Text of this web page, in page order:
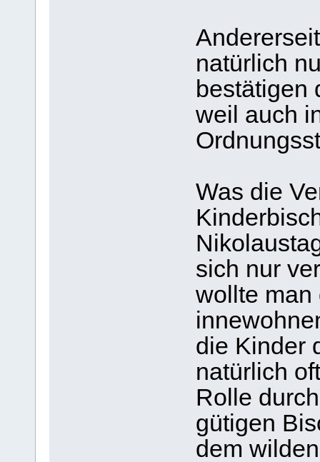
natürlich
bestätigen
weil auch
Was die
sich nur
wollte man
die Kinder
natürlich
Rolle
gütigen
dem